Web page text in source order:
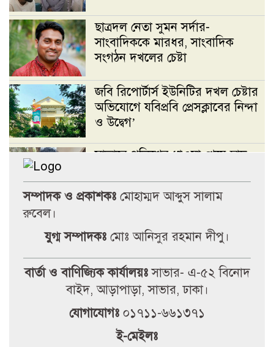
ছাত্রদল নেতা সুমন সর্দার-
সাংবাদিককে মারধর, সাংবাদিক
সংগঠন দখলের চেষ্টা
জবি রিপোর্টার্স ইউনিটির দখল চেষ্টার
অভিযোগে যবিপ্রবি প্রেসক্লাবের নিন্দা
ও উদ্বেগ’
সাভারে পুলিশের ধাওয়া খেয়ে ছাদ
অভিযোগ
অভিযোগে যবিপ্রবি প্রেসক্লাবের নিন্দা
ও উদ্বেগ’
টানা বৃষ্টিতে আত্রাইয়ে বেড়েছে সবজির
সম্পাদক ও প্রকাশকঃমোহাম্মদ আব্দুস সালাম
রুবেল।
যুগ্ম সম্পাদকঃ মোঃ আনিসুর রহমান দীপু।
বার্তা ও বাণিজ্যিক কার্যালয়ঃসাভার- এ-৫২ বিনোদ
বাইদ, আড়াপাড়া, সাভার, ঢাকা।
যোগাযোগঃ ০১৭১১-৬৬১৩৭১
ই-মেইলঃ